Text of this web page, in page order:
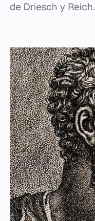
de Driesch y Reich.